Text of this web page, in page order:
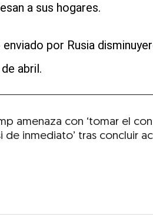
a sus hogares.
por Rusia
abril.
amenaza con ‘tomar el
de inmediato’ tras concluir